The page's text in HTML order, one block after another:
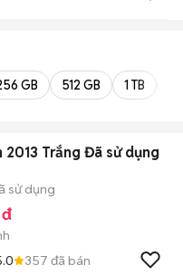
GB 512 GB 1 TB
Trắng Đã sử dụng
sử dụng
357 đã bán